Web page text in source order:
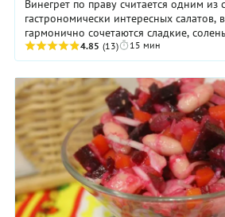
Винегрет по праву считается одним из
гастрономически интересных салатов,
гармонично сочетаются сладкие,
иногда горьковатые (репчатый лук!)
4.85 (13) 15 мин